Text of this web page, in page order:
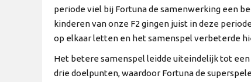
periode viel bij Fortuna de samenwerking een
kinderen van onze F2 gingen juist in deze
op elkaar letten en het samenspel verbeterde
Het betere samenspel leidde uiteindelijk tot
drie doelpunten, waardoor Fortuna de